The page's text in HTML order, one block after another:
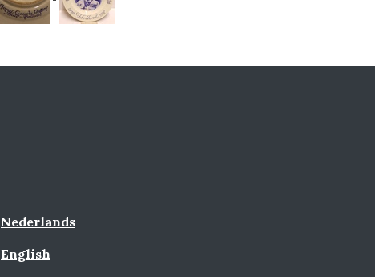
Nederlands
English